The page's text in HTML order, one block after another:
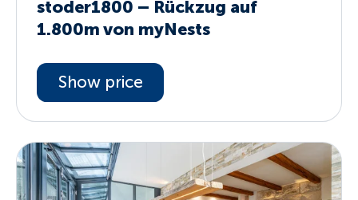
stoder1800 – Rückzug auf
1.800m von myNests
Show price